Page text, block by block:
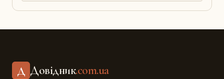
Д Довідник.com.ua